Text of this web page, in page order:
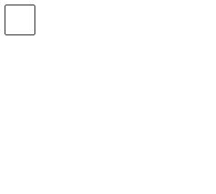
コ
ナ